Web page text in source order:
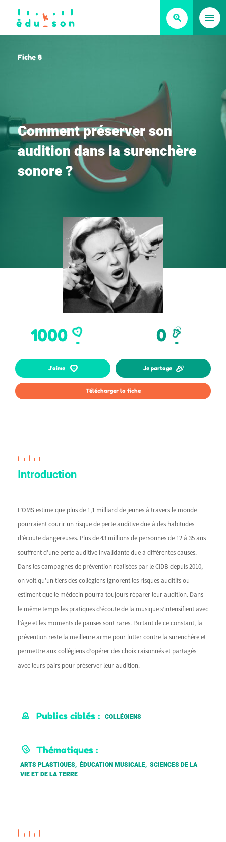
Fiche 8
Commentpréserverson
auditiondanslasurenchère
sonore?
1000 0
J'aime Je partage
Télécharger la fiche
Introduction
L’OMS estime que plus de 1,1 milliard de jeunes à travers le monde
pourraient courir un risque de perte auditive due à des habitudes
d’écoute dangereuses. Plus de 43 millions de personnes de 12 à 35 ans
souffrent d’une perte auditive invalidante due à différentes causes.
Dans les campagnes de prévention réalisées par le CIDB depuis 2010,
on voit qu’un tiers des collégiens ignorent les risques auditifs ou
estiment que le médecin pourra toujours réparer leur audition. Dans
le même temps les pratiques d’écoute de la musique s’intensifient avec
l’âge et les moments de pauses sont rares. Partant de ce constant, la
prévention reste la meilleure arme pour lutter contre la surenchère et
permettre aux collégiens d’opérer des choix raisonnés et partagés
avec leurs pairs pour préserver leur audition.
Publics ciblés : COLLÉGIENS
Thématiques :
ARTS PLASTIQUES, ÉDUCATION MUSICALE, SCIENCES DE LA
VIE ET DE LA TERRE